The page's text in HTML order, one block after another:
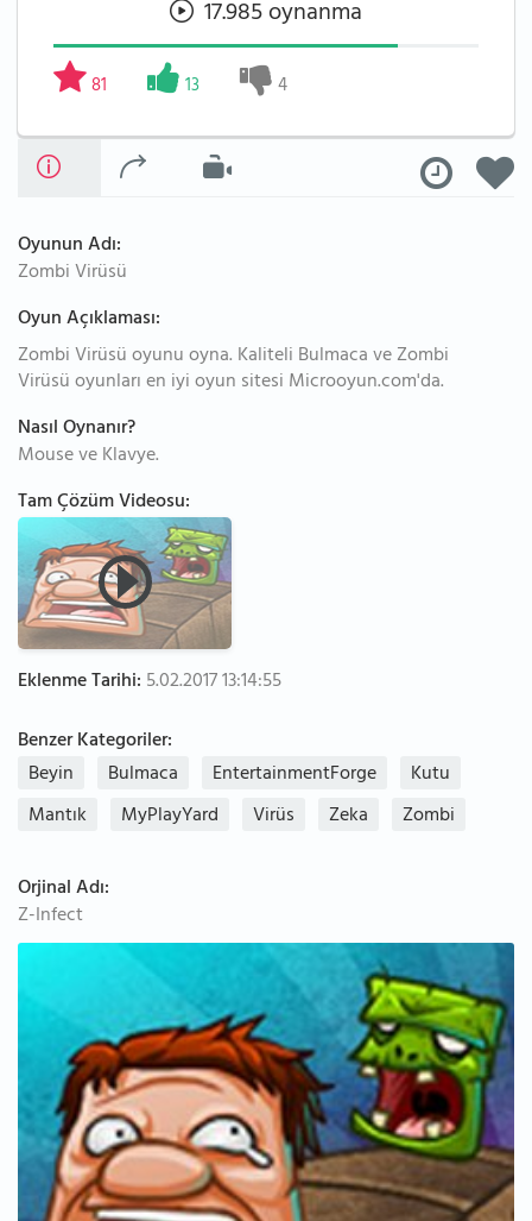
17.985 oynanma
81 13 4
Oyunun Adı:
Zombi Virüsü
Oyun Açıklaması:
Zombi Virüsü oyunu oyna. Kaliteli Bulmaca ve Zombi
Virüsü oyunları en iyi oyun sitesi Microoyun.com'da.
Nasıl Oynanır?
Mouse ve Klavye.
Tam Çözüm Videosu:
Eklenme Tarihi: 5.02.2017 13:14:55
Benzer Kategoriler:
Beyin
Bulmaca EntertainmentForge
Kutu
Mantık
MyPlayYard Virüs Zeka Zombi
Orjinal Adı:
Z-Infect